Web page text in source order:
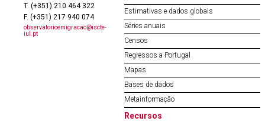
T. (+351) 210 464 322
F. (+351) 217 940 074
observatorioemigracao@iscte-
iul.pt
Estimativas e dados globais
Séries anuais
Censos
Regressos a Portugal
Mapas
Bases de dados
Metainformação
Recursos